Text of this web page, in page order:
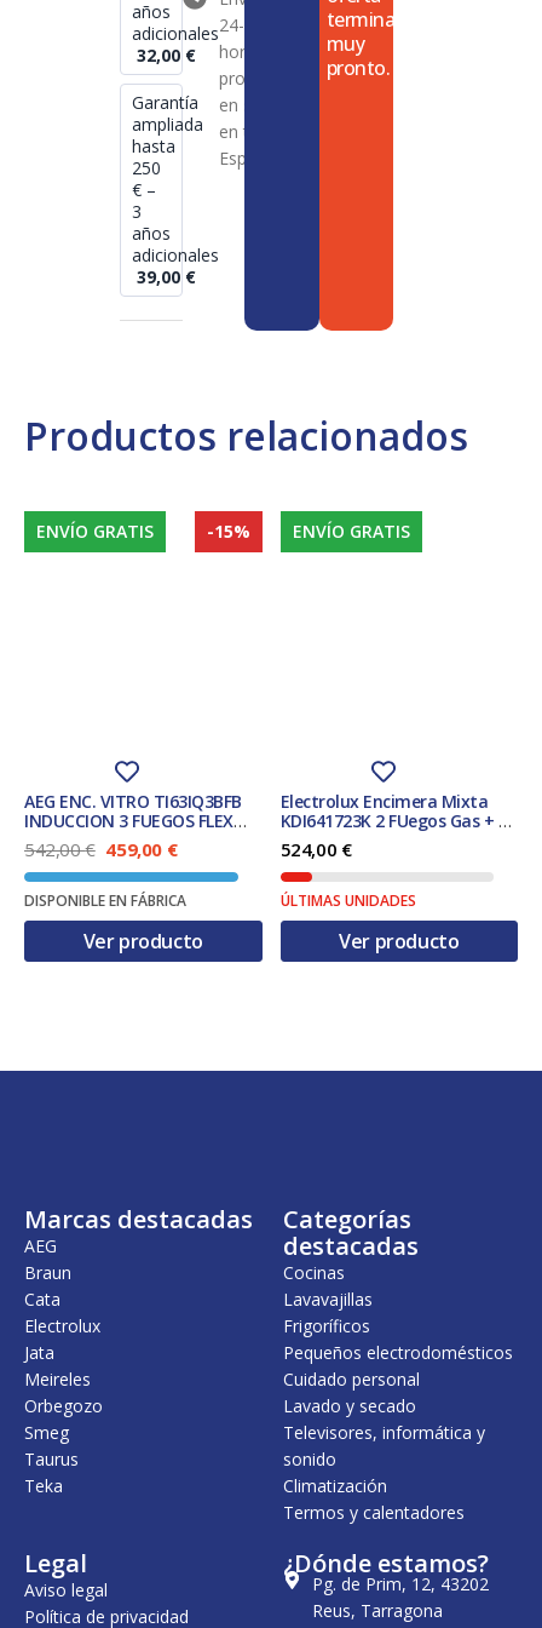
Productos relacionados
ENVÍO GRATIS -15%
AEG ENC. VITRO TI63IQ3BFB
INDUCCION 3 FUEGOS FLEX
7350w
542,00€ E
l
p
r
c
g
a
459,00 €E
l
p
r
e
c
u
5
DISPONIBLE EN FÁBRICA
Ver producto
ENVÍO GRATIS
Electrolux Encimera Mixta
KDI641723K 2 FUegos Gas + 2
Zonas Inuddción
524,00 €
ÚLTIMAS UNIDADES
Ver producto
años
adicionales
32,00 €
Garantía
ampliada
hasta
250
€ –
3
años
adicionales
39,00 €
24-72
horas en
productos
en stock
en toda
España
termina
muy
pronto.
Marcas destacadas
AEG
Braun
Cata
Electrolux
Jata
Meireles
Orbegozo
Smeg
Taurus
Teka
Categorías
destacadas
Cocinas
Lavavajillas
Frigoríficos
Pequeños electrodomésticos
Cuidado personal
Lavado y secado
Televisores, informática y
sonido
Climatización
Termos y calentadores
Legal
Aviso legal
Política de privacidad
¿Dónde estamos?
Pg. de Prim, 12, 43202
Reus, Tarragona